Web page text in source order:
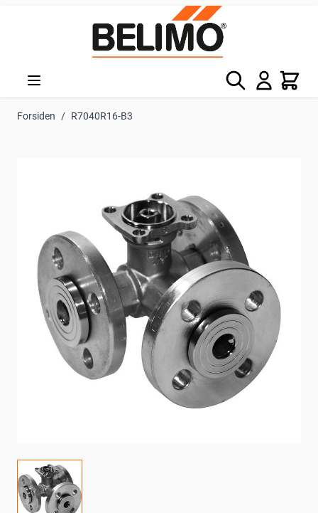
Søg Kurv
Forsiden / R7040R16-B3